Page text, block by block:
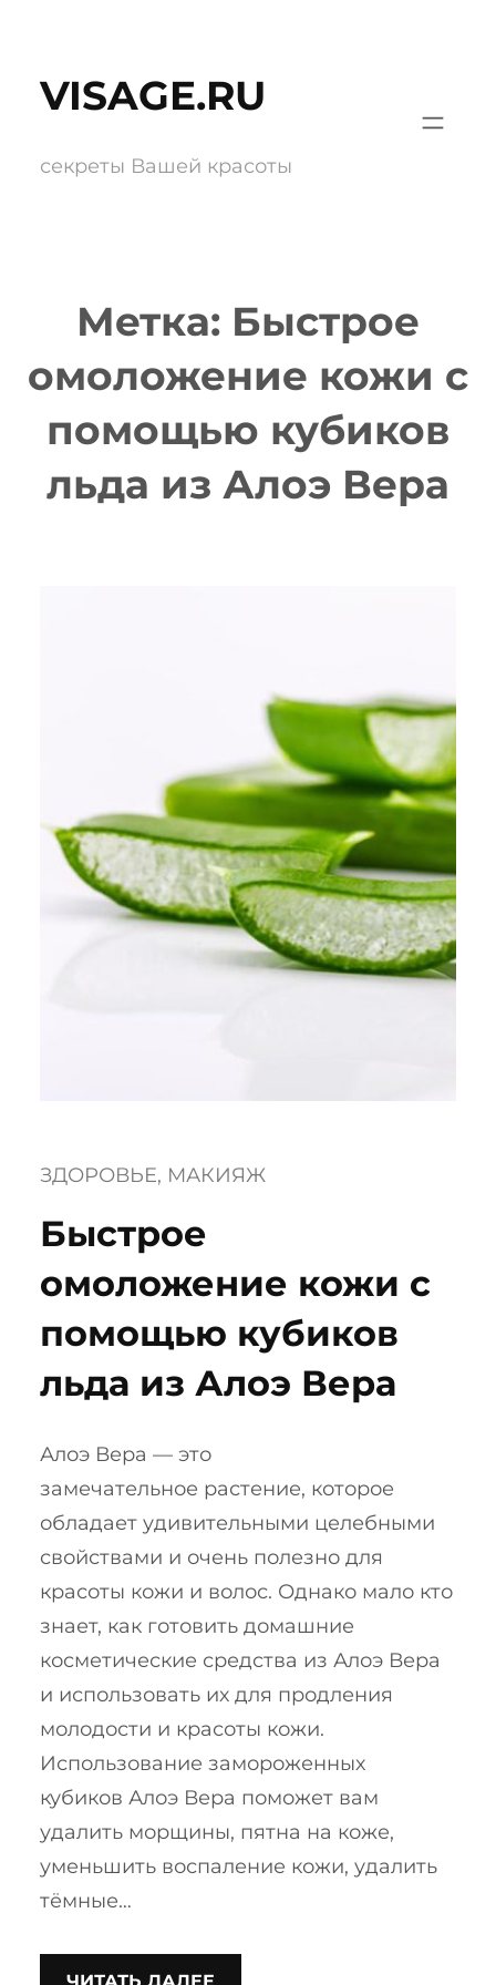
содержимому
VISAGE.RU
секреты Вашей красоты
Метка: Быстрое
омоложение кожи с
помощью кубиков
льда из Алоэ Вера
ЗДОРОВЬЕ, МАКИЯЖ
Быстрое
омоложение кожи с
помощью кубиков
льда из Алоэ Вера
Алоэ Вера — это
замечательное растение, которое
обладает удивительными целебными
свойствами и очень полезно для
красоты кожи и волос. Однако мало кто
знает, как готовить домашние
косметические средства из Алоэ Вера
и использовать их для продления
молодости и красоты кожи.
Использование замороженных
кубиков Алоэ Вера поможет вам
удалить морщины, пятна на коже,
уменьшить воспаление кожи, удалить
тёмные…